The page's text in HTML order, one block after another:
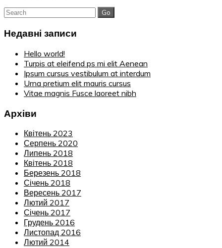
Search
Недавні записи
Hello world!
Turpis at eleifend ps mi elit Aenean
Ipsum cursus vestibulum at interdum
Urna pretium elit mauris cursus
Vitae magnis Fusce laoreet nibh
Архіви
Квітень 2023
Серпень 2020
Липень 2018
Квітень 2018
Березень 2018
Січень 2018
Вересень 2017
Лютий 2017
Січень 2017
Грудень 2016
Листопад 2016
Лютий 2014